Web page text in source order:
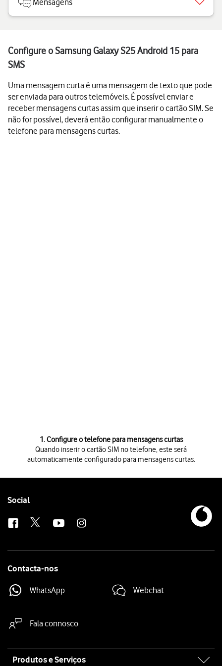
Mensagens
Configure o Samsung Galaxy S25 Android 15 para
SMS
Uma mensagem curta é uma mensagem de texto que pode
ser enviada para outros telemóveis. É possível enviar e
receber mensagens curtas assim que inserir o cartão SIM. Se
não for possível, deverá então configurar manualmente o
telefone para mensagens curtas.
1. Configure o telefone para mensagens curtas
Quando inserir o cartão SIM no telefone, este será
automaticamente configurado para mensagens curtas.
Follow
Social
Contacta-nos
WhatsApp Webchat
Fala connosco
Produtos e Serviços